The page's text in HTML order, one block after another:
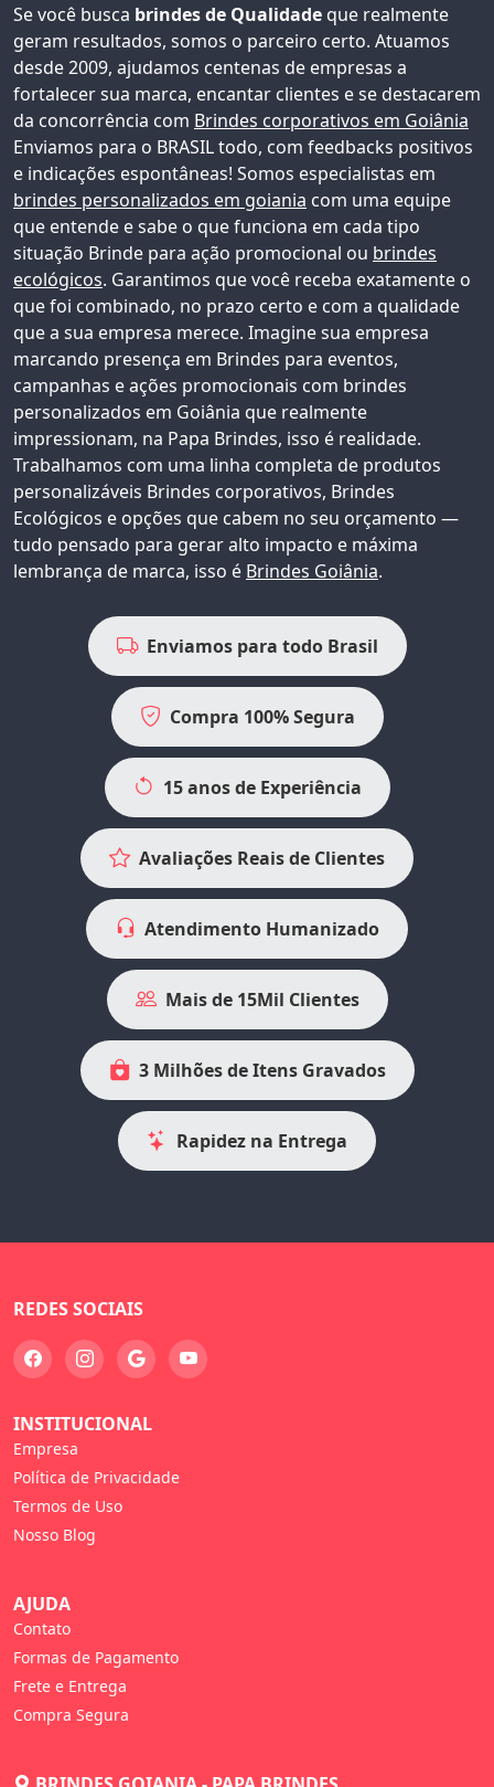
Se você busca brindes de Qualidade que realmente
geram resultados, somos o parceiro certo. Atuamos
desde 2009, ajudamos centenas de empresas a
fortalecer sua marca, encantar clientes e se destacarem
da concorrência com Brindes corporativos em Goiânia
Enviamos para o BRASIL todo, com feedbacks positivos
e indicações espontâneas! Somos especialistas em
brindes personalizados em goiania com uma equipe
que entende e sabe o que funciona em cada tipo
situação Brinde para ação promocional ou brindes
ecológicos. Garantimos que você receba exatamente o
que foi combinado, no prazo certo e com a qualidade
que a sua empresa merece. Imagine sua empresa
marcando presença em Brindes para eventos,
campanhas e ações promocionais com brindes
personalizados em Goiânia que realmente
impressionam, na Papa Brindes, isso é realidade.
Trabalhamos com uma linha completa de produtos
personalizáveis Brindes corporativos, Brindes
Ecológicos e opções que cabem no seu orçamento —
tudo pensado para gerar alto impacto e máxima
lembrança de marca, isso é Brindes Goiânia.
Enviamos para todo Brasil
Compra 100% Segura
15 anos de Experiência
Avaliações Reais de Clientes
Atendimento Humanizado
Mais de 15Mil Clientes
3 Milhões de Itens Gravados
Rapidez na Entrega
REDES SOCIAIS
INSTITUCIONAL
Empresa
Política de Privacidade
Termos de Uso
Nosso Blog
AJUDA
Contato
Formas de Pagamento
Frete e Entrega
Compra Segura